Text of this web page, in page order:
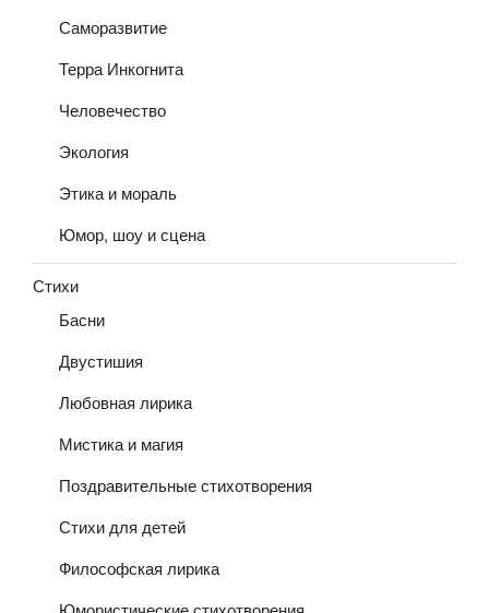
Саморазвитие
Терра Инкогнита
Человечество
Экология
Этика и мораль
Юмор, шоу и сцена
Стихи
Басни
Двустишия
Любовная лирика
Мистика и магия
Поздравительные стихотворения
Стихи для детей
Философская лирика